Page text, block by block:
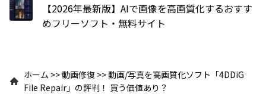
【2026年最新版】AIで画像を高画質化するおすす
めフリーソフト・無料サイト
ホーム >> 動画修復 >> 動画/写真を高画質化ソフト「4DDiG
File Repair」の評判！ 買う価値あり？